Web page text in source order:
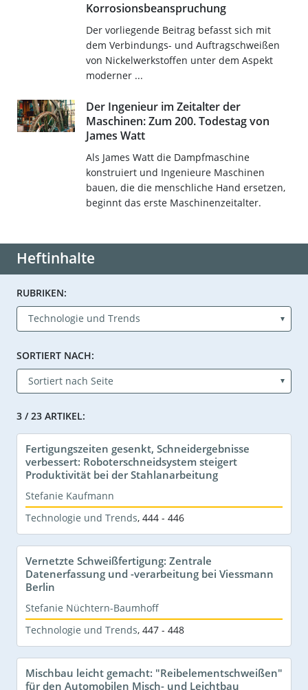
Korrosionsbeanspruchung
Der vorliegende Beitrag befasst sich mit
dem Verbindungs- und Auftragschweißen
von Nickelwerkstoffen unter dem Aspekt
moderner ...
Der Ingenieur im Zeitalter der
Maschinen: Zum 200. Todestag von
James Watt
Als James Watt die Dampfmaschine
konstruiert und Ingenieure Maschinen
bauen, die die menschliche Hand ersetzen,
beginnt das erste Maschinenzeitalter.
Heftinhalte
RUBRIKEN:
SORTIERT NACH:
3 / 23 ARTIKEL:
Fertigungszeiten gesenkt, Schneidergebnisse
verbessert: Roboterschneidsystem steigert
Produktivität bei der Stahlanarbeitung
Stefanie Kaufmann
Technologie und Trends, 444 - 446
Vernetzte Schweißfertigung: Zentrale
Datenerfassung und -verarbeitung bei Viessmann
Berlin
Stefanie Nüchtern-Baumhoff
Technologie und Trends, 447 - 448
Mischbau leicht gemacht: "Reibelementschweißen"
für den Automobilen Misch- und Leichtbau